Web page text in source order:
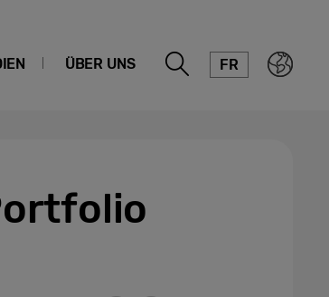
ÜBER UNS FR